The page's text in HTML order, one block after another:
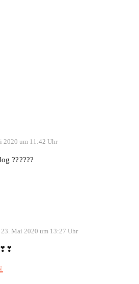
2020 um 11:42 Uhr
??????
23. Mai 2020 um 13:27 Uhr